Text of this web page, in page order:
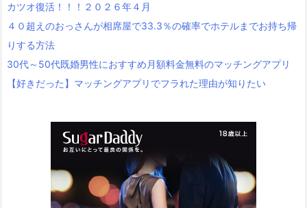
カツオ復活！！！２０２６年４月
４０超えのおっさんが相席屋で33.3％の確率でホテルまでお持ち帰
りする方法
30代～50代既婚男性におすすめ月額料金無料のマッチングアプリ
【好きだった】マッチングアプリでフラれた理由が知りたい